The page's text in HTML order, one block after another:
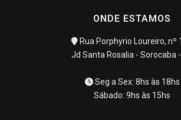
ONDE ESTAMOS
Rua Porphyrio Loureiro, nº
Jd Santa Rosalia - Sorocaba
Seg a Sex: 8hs às 18hs
Sábado: 9hs às 15hs